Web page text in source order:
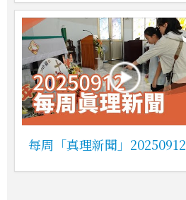
每周「真理新聞」20250912